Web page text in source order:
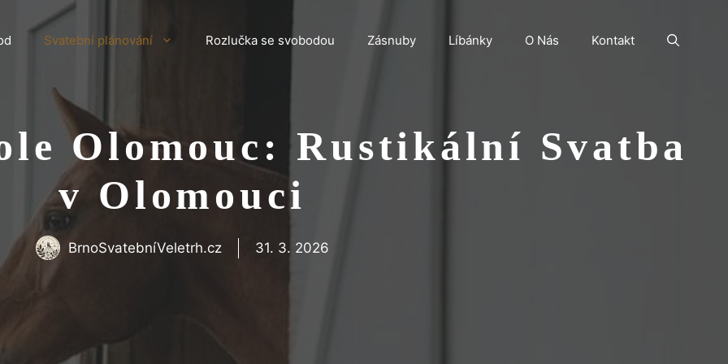
Svatební plánování Rozlučka se svobodou Zásnuby Líbánky O Nás Kontakt
Olomouc: Rustikální Svatba
v Olomouci
BrnoSvatebníVeletrh.cz 31. 3. 2026